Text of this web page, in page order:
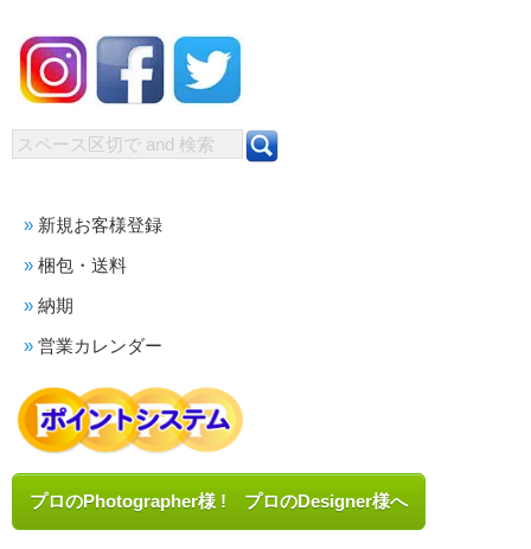
新規お客様登録
梱包・送料
納期
営業カレンダー
プロのPhotographer様 ! プロのDesigner様へ